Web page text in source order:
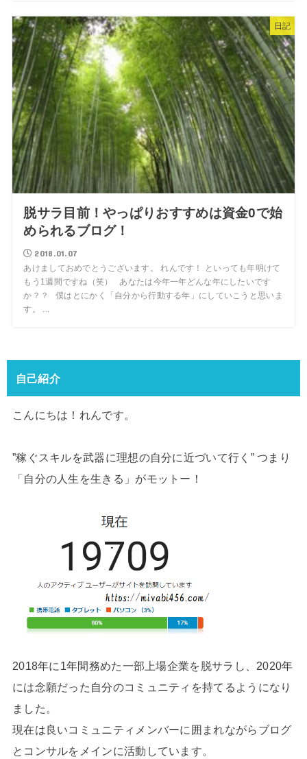
日記
脱サラ目前！やっぱりおすすめは資金0で始
められるブログ！
2018.01.07
あけましておめでとうございます。 れんです！ といっても年明けて
もう1週間ですね（笑） あなたは今年一年どんな年にしたいです
か？？ 僕はとにかく「自分から行動する年」にしていこうと思いま
す。 ...
自己紹介
こんにちは！れんです。
”稼ぐスキルを武器に理想の自分に近づいて行く” つまり
「自分の人生を生きる」がモットー！
2018年に1年間務めた一部上場企業を脱サラし、2020年
には念願だった自分のコミュニティを持てるようになり
ました。
現在は良いコミュニティメンバーに囲まれながらブログ
とコンサルをメインに活動しています。